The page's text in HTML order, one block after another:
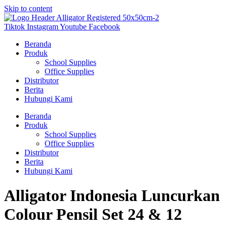
Skip to content
Tiktok InstagramYoutube Facebook
Beranda
Produk
School Supplies
Office Supplies
Distributor
Berita
Hubungi Kami
Beranda
Produk
School Supplies
Office Supplies
Distributor
Berita
Hubungi Kami
Alligator Indonesia Luncurkan
Colour Pensil Set 24 & 12